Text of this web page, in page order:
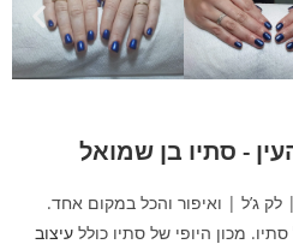
- סתיו בן שמואל
לק ג’ל | ואיפור והכל במקום אחד.
מכון היופי של סתיו כולל עיצוב